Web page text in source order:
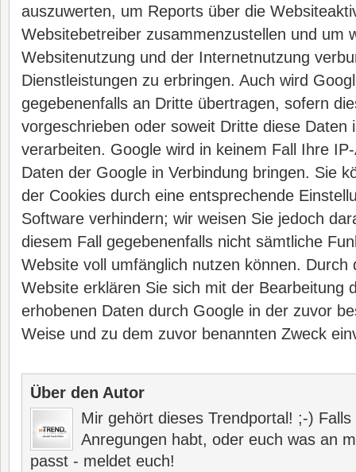
auszuwerten, um Reports über die
Websitebetreiber zusammenzustellen und um
Websitenutzung und der Internetnutzung
Dienstleistungen zu erbringen. Auch wird
gegebenenfalls an Dritte übertragen, sofern
vorgeschrieben oder soweit Dritte diese Daten
verarbeiten. Google wird in keinem Fall Ihre
Daten der Google in Verbindung bringen. Sie
der Cookies durch eine entsprechende
Software verhindern; wir weisen Sie jedoch
diesem Fall gegebenenfalls nicht sämtliche
Website voll umfänglich nutzen können. Durch
Website erklären Sie sich mit der Bearbeitung
erhobenen Daten durch Google in der zuvor
Weise und zu dem zuvor benannten Zweck
Über den Autor
Mir gehört dieses Trendportal! ;-)
Anregungen habt, oder euch was an
passt - meldet euch!